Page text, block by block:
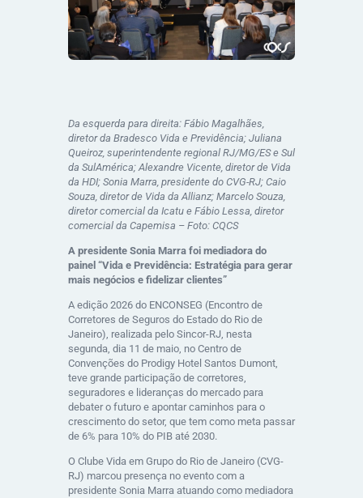
GESTORAS
HOMEST
HOME
Da esquerda para direita: Fábio Magalhães,
diretor da Bradesco Vida e Previdência; Juliana
Queiroz, superintendente regional RJ/MG/ES e Sul
da SulAmérica; Alexandre Vicente, diretor de Vida
da HDI; Sonia Marra, presidente do CVG-RJ; Caio
Souza, diretor de Vida da Allianz; Marcelo Souza,
diretor comercial da Icatu e Fábio Lessa, diretor
comercial da Capemisa – Foto: CQCS
A presidente Sonia Marra foi mediadora do
painel “Vida e Previdência: Estratégia para gerar
mais negócios e fidelizar clientes”
A edição 2026 do ENCONSEG (Encontro de
Corretores de Seguros do Estado do Rio de
Janeiro), realizada pelo Sincor-RJ, nesta
segunda, dia 11 de maio, no Centro de
Convenções do Prodigy Hotel Santos Dumont,
teve grande participação de corretores,
seguradores e lideranças do mercado para
debater o futuro e apontar caminhos para o
crescimento do setor, que tem como meta passar
de 6% para 10% do PIB até 2030.
O Clube Vida em Grupo do Rio de Janeiro (CVG-
RJ) marcou presença no evento com a
presidente Sonia Marra atuando como mediadora